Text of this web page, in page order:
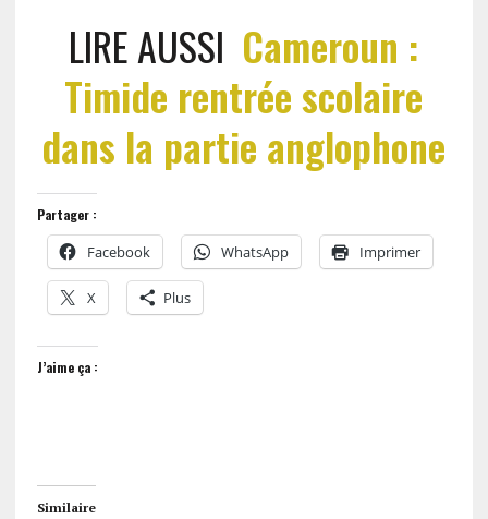
LIRE AUSSI Cameroun :
Timide rentrée scolaire
dans la partie anglophone
Partager :
Facebook WhatsApp Imprimer
X Plus
J’aime ça :
Similaire